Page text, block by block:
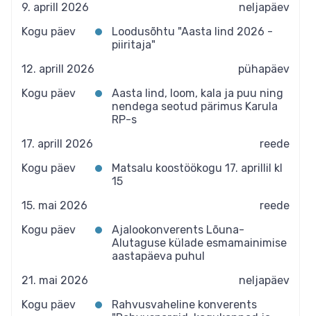
9. aprill 2026
neljapäev
Kogu päev
Loodusõhtu "Aasta lind 2026 -
piiritaja"
12. aprill 2026
pühapäev
Kogu päev
Aasta lind, loom, kala ja puu ning
nendega seotud pärimus Karula
RP-s
17. aprill 2026
reede
Kogu päev
Matsalu koostöökogu 17. aprillil kl
15
15. mai 2026
reede
Kogu päev
Ajalookonverents Lõuna-
Alutaguse külade esmamainimise
aastapäeva puhul
21. mai 2026
neljapäev
Kogu päev
Rahvusvaheline konverents